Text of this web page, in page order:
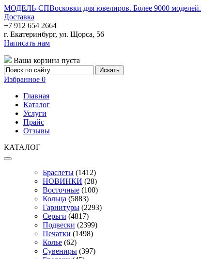
МОДЕЛЬ-СПВосковки для ювелиров. Более 9000 моделей.
Доставка
+7 912 654 2664
г. Екатеринбург, ул. Щорса, 56
Написать нам
Ваша корзина пуста
Избранное 0
Главная
Каталог
Услуги
Прайс
Отзывы
КАТАЛОГ
Браслеты (1412)
НОВИНКИ (28)
Восточные (100)
Кольца (5883)
Гарнитуры (2293)
Серьги (4817)
Подвески (2399)
Печатки (1498)
Колье (62)
Сувениры (397)